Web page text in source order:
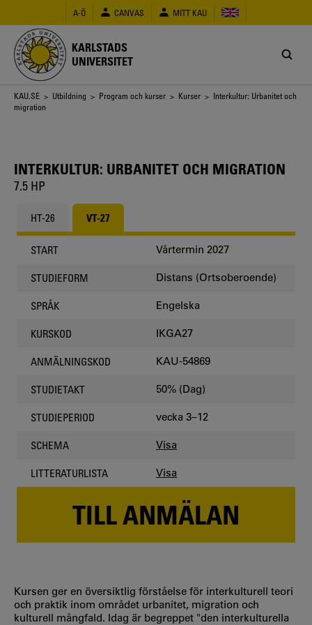
huvudinnehåll
A-Ö CANVAS MITT KAU
KARLSTADS
UNIVERSITET
Länkstig
KAU.SE > Utbildning > Program och kurser > Kurser > Interkultur: Urbanitet och
migration
INTERKULTUR: URBANITET OCH MIGRATION
7.5 HP
HT-26 VT-27
START Vårtermin 2027
STUDIEFORM Distans (Ortsoberoende)
SPRÅK Engelska
KURSKOD IKGA27
ANMÄLNINGSKOD KAU-54869
STUDIETAKT 50% (Dag)
STUDIEPERIOD vecka 3–12
SCHEMA Visa
LITTERATURLISTA Visa
TILL ANMÄLAN
Kursen ger en översiktlig förståelse för interkulturell teori
och praktik inom området urbanitet, migration och
kulturell mångfald. Idag är begreppet "den interkulturella